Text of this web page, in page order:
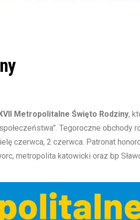
Metropolitalne Święto Rodziny,
Tegoroczne obchody
czerwca, 2 czerwca. Patronat
metropolita katowicki oraz bp